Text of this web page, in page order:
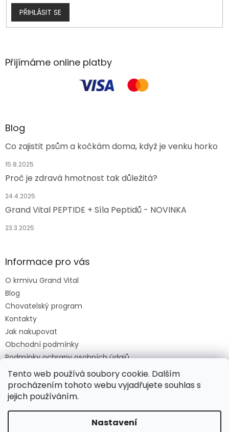
Tento web používá soubory cookie. Dalším
procházením tohoto webu vyjadřujete souhlas s
jejich používáním.
Nastavení
PŘIHLÁSIT SE
Přijímáme online platby
Blog
Co zajistit psům a kočkám doma, když je venku horko
15.8.2025
Proč je zdravá hmotnost tak důležitá?
24.4.2025
Grand Vital PEPTIDE + Síla Peptidů - NOVINKA
23.3.2025
Informace pro vás
O krmivu Grand Vital
Blog
Chovatelský program
Kontakty
Jak nakupovat
Obchodní podmínky
Podmínky ochrany osobních údajů
O krmivu Grand Vital